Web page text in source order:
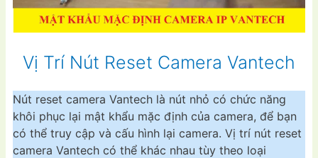
Vị Trí Nút Reset Camera Vantech
Nút reset camera Vantech là nút nhỏ có chức năng
khôi phục lại mật khẩu mặc định của camera, để bạn
có thể truy cập và cấu hình lại camera. Vị trí nút reset
camera Vantech có thể khác nhau tùy theo loại